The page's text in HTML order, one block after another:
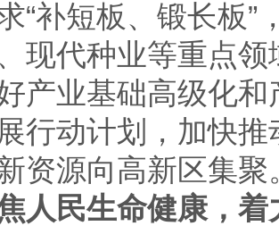
“补短板、锻长板
现代种业等重点领
产业基础高级化
行动计划，加快
资源向高新区集聚
人民生命健康，